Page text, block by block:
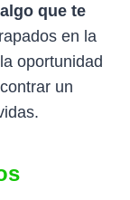
que te
en la
oportunidad
un